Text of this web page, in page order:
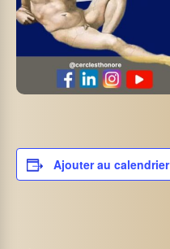
Ajouter au calendrier